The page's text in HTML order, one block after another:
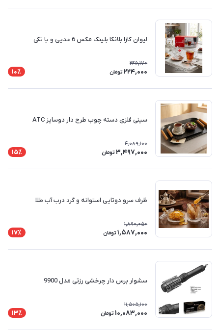
لیوان کازا بلانکا بلینک مکس 6 عدیی و یا تکی
246,170
224,000 تومان 10٪
سینی فلزی دسته چوب طرح دار دوسایز ATC
4,089,100
3,497,000 تومان 15٪
ظرف سرو دوتایی استوانه و گرد درب آب طلا
1,890,050
1,587,000 تومان 17٪
سشوار برس دار چرخشی رزتی مدل 9900
11,505,100
10,083,000 تومان 13٪